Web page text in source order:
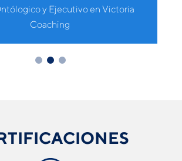
y Ejecutivo en Victoria
Coaching